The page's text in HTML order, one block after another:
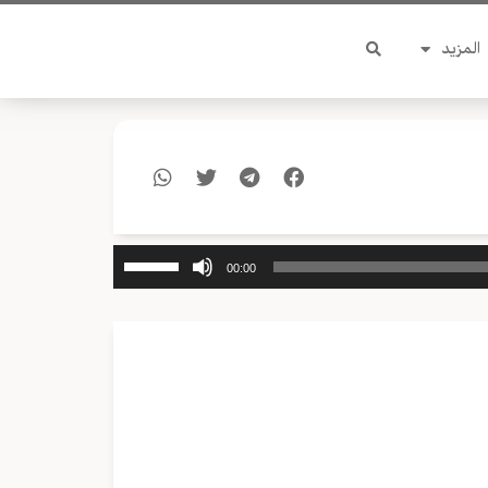
المزيد
00:00